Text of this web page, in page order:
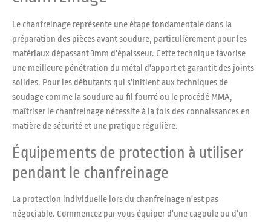
Le chanfreinage représente une étape fondamentale dans la
préparation des pièces avant soudure, particulièrement pour les
matériaux dépassant 3mm d'épaisseur. Cette technique favorise
une meilleure pénétration du métal d'apport et garantit des joints
solides. Pour les débutants qui s'initient aux techniques de
soudage comme la soudure au fil fourré ou le procédé MMA,
maîtriser le chanfreinage nécessite à la fois des connaissances en
matière de sécurité et une pratique régulière.
Équipements de protection à utiliser
pendant le chanfreinage
La protection individuelle lors du chanfreinage n'est pas
négociable. Commencez par vous équiper d'une cagoule ou d'un